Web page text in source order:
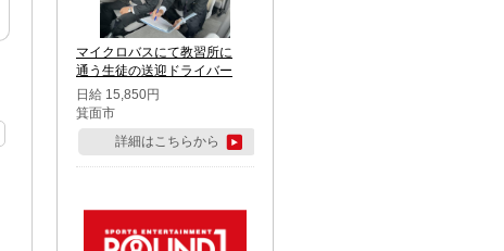
マイクロバスにて教習所に
通う生徒の送迎ドライバー
日給 15,850円
箕面市
詳細はこちらから